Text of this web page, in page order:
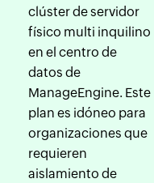
clúster de servidor
físico multi inquilino
en el centro de
datos de
ManageEngine. Este
plan es idóneo para
organizaciones que
requieren
aislamiento de